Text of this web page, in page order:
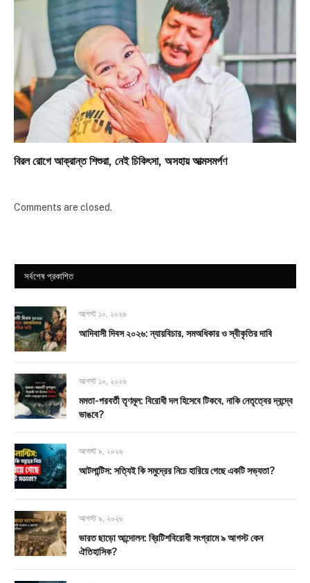
বিরল রোগে আক্রান্ত শিশুরা, নেই চিকিৎসা, অসহায় আত্মসমর্পণ
Comments are closed.
সর্বশেষ প্রকাশিত
আগস্ট ১০, ২০২৬
আদিবাসী দিবস ২০২৬: ন্যায়বিচার, সমঅধিকার ও স্বীকৃতির দাবি
আগস্ট ১০, ২০২৬
মমতা-পরবর্তী তৃণমূল: বিরোধী দল হিসেবে টিকবে, নাকি নেতৃত্বের দ্বন্দ্বে
ভাঙবে?
আগস্ট ৯, ২০২৬
আটলান্টিস: সত্যিই কি সমুদ্রের নিচে হারিয়ে গেছে একটি সভ্যতা?
আগস্ট ৯, ২০২৬
ভারত ছাড়ো আন্দোলন: ব্রিটিশবিরোধী সংগ্রামে ৯ আগস্ট কেন
ঐতিহাসিক?